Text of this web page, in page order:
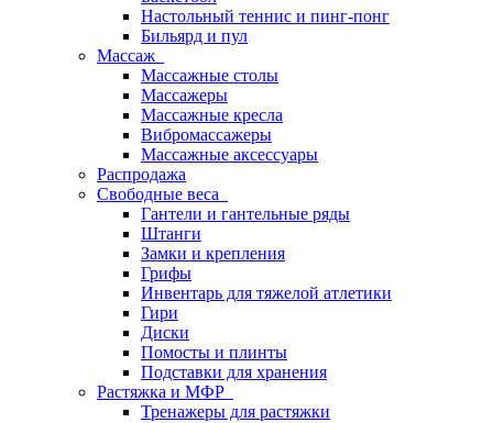
Настольный теннис и пинг-понг
Бильярд и пул
Массаж
Массажные столы
Массажеры
Массажные кресла
Вибромассажеры
Массажные аксессуары
Распродажа
Свободные веса
Гантели и гантельные ряды
Штанги
Замки и крепления
Грифы
Инвентарь для тяжелой атлетики
Гири
Диски
Помосты и плинты
Подставки для хранения
Растяжка и МФР
Тренажеры для растяжки